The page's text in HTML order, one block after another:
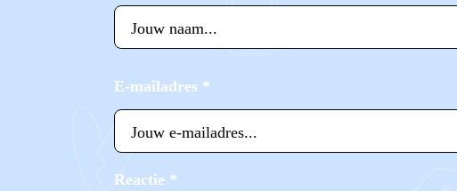
E-mailadres *
Reactie *